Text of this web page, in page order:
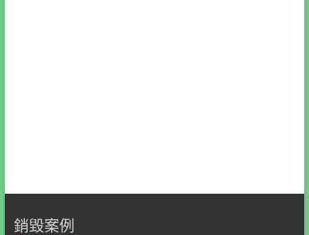
銷毀案例